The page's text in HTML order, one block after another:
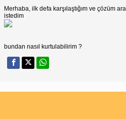
Merhaba, ilk defa karşılaştığım ve çözüm
istedim
bundan nasıl kurtulabilirim ?